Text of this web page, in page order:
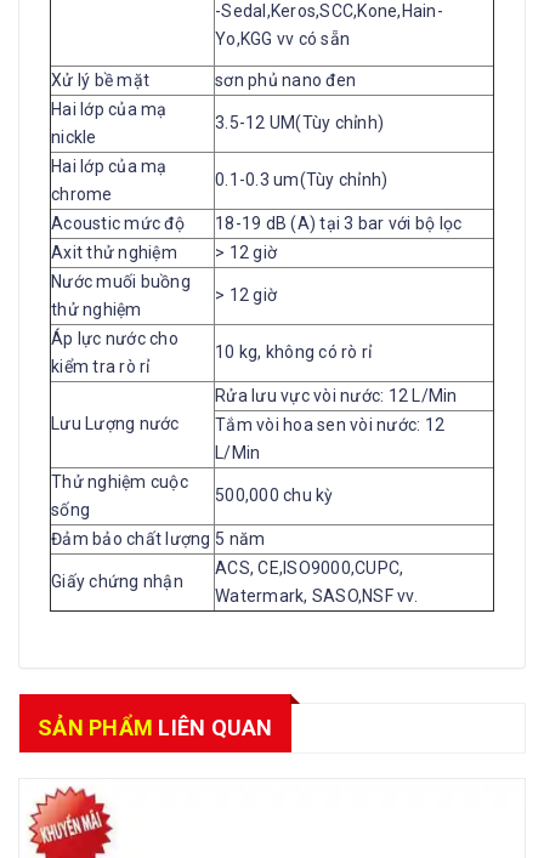
-Sedal,Keros,SCC,Kone,Hain-
Yo,KGG vv có sẵn
Xử lý bề mặt
sơn phủ nano đen
Hai lớp của mạ
nickle
3.5-12 UM(Tùy chỉnh)
Hai lớp của mạ
chrome
0.1-0.3 um(Tùy chỉnh)
Acoustic mức độ
18-19 dB (A) tại 3 bar với bộ lọc
Axit thử nghiệm
> 12 giờ
Nước muối buồng
thử nghiệm
> 12 giờ
Áp lực nước cho
kiểm tra rò rỉ
10 kg, không có rò rỉ
Lưu Lượng nước
Rửa lưu vực vòi nước: 12 L/Min
Tắm vòi hoa sen vòi nước: 12
L/Min
Thử nghiệm cuộc
sống
500,000 chu kỳ
Đảm bảo chất lượng 5 năm
Giấy chứng nhận
ACS, CE,ISO9000,CUPC,
Watermark, SASO,NSF vv.
SẢN PHẨM LIÊN QUAN